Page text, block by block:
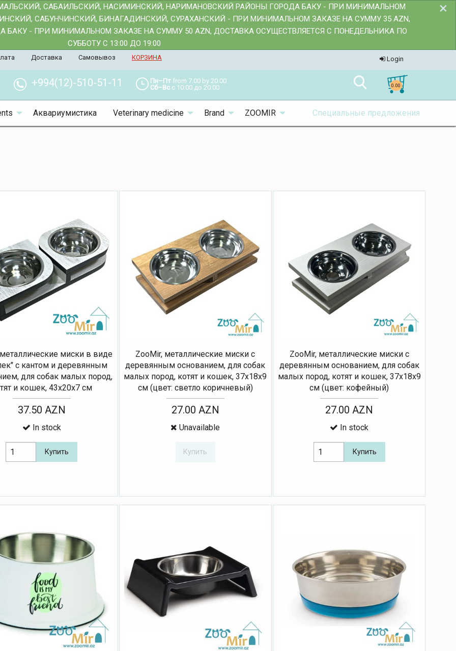
×
САБАИЛЬСКИЙ, НАСИМИНСКИЙ, НАРИМАНОВСКИЙ РАЙОНЫ ГОРОДА БАКУ - ПРИ МИНИМАЛЬНОМ
САБУНЧИНСКИЙ, БИНАГАДИНСКИЙ, СУРАХАНСКИЙ - ПРИ МИНИМАЛЬНОМ ЗАКАЗЕ НА СУММУ 35 AZN,
- ПРИ МИНИМАЛЬНОМ ЗАКАЗЕ НА СУММУ 50 AZN, ДОСТАВКА ОСУЩЕСТВЛЯЕТСЯ С ПОНЕДЕЛЬНИКА ПО
СУББОТУ С 13:00 ДО 19:00
Доставка Самовывоз КОРЗИНА Login
+994(12)-510-51-11 Пн–Пт from 7.00 by 20.00
Сб–Вс с 10:00 до 20:00 0.00
Аквариумистика Veterinary medicine Brand ZOOMIR Специальные предложения
миски в виде
с кантом и деревянным
для собак малых пород,
и кошек, 43х20х7 см
37.50 AZN
In stock
Купить
ZooMir, металлические миски с
деревянным основанием, для собак
малых пород, котят и кошек, 37х18х9
см (цвет: светло коричневый)
27.00 AZN
Unavailable
Купить
ZooMir, металлические миски с
деревянным основанием, для собак
малых пород, котят и кошек, 37х18х9
см (цвет: кофейный)
27.00 AZN
In stock
Купить